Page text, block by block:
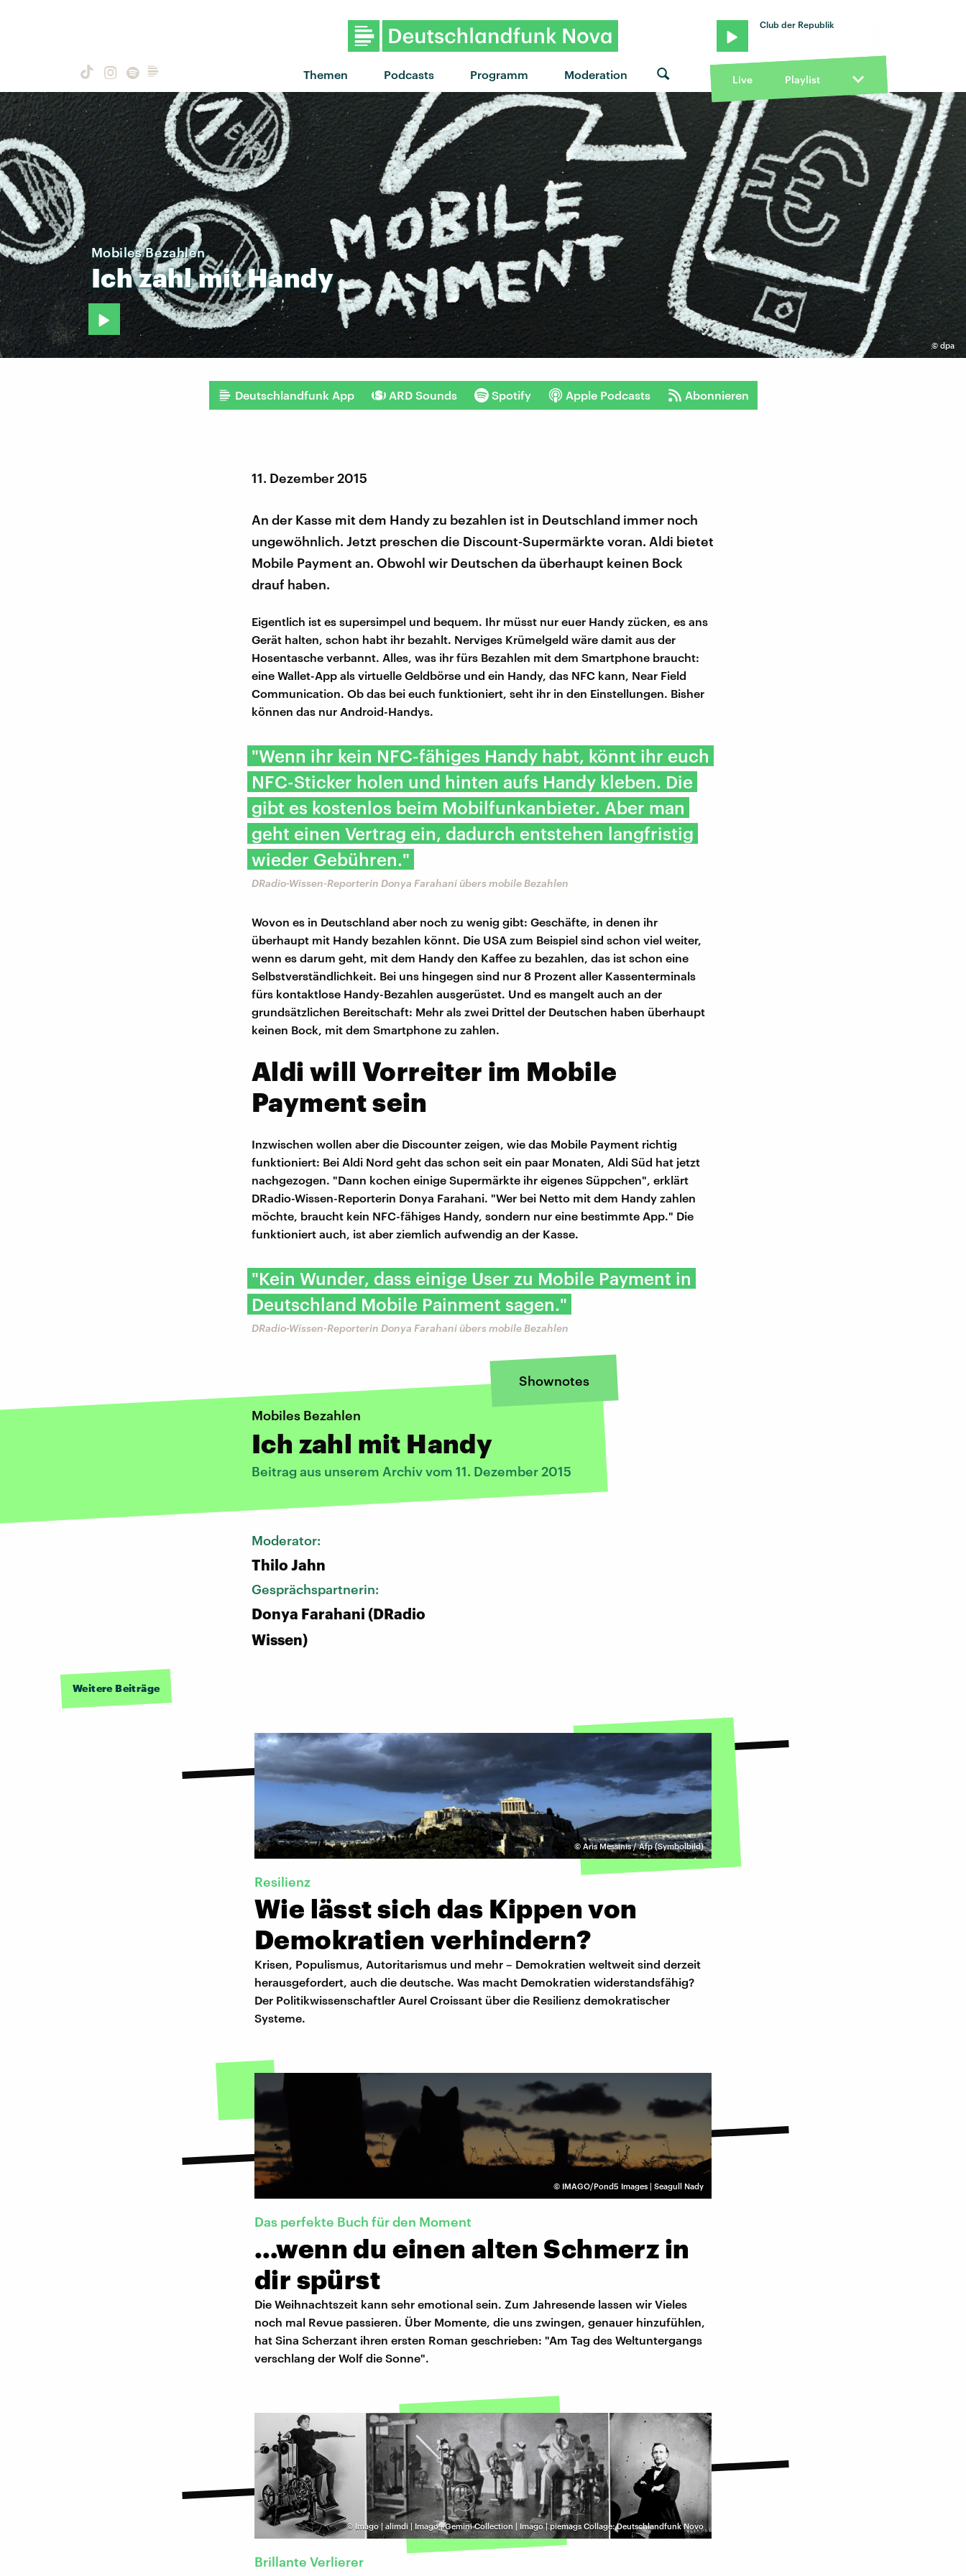
Themen Podcasts Programm Moderation
Club der Republik
Live Playlist
©dpa
Mobiles Bezahlen
IchzahlmitHandy
Deutschlandfunk App ARD Sounds Spotify Apple Podcasts Abonnieren
11. Dezember 2015
An der Kasse mit dem Handy zu bezahlen ist in Deutschland immer noch
ungewöhnlich. Jetzt preschen die Discount-Supermärkte voran. Aldi bietet
Mobile Payment an. Obwohl wir Deutschen da überhaupt keinen Bock
drauf haben.
Eigentlich ist es supersimpel und bequem. Ihr müsst nur euer Handy zücken, es ans
Gerät halten, schon habt ihr bezahlt. Nerviges Krümelgeld wäre damit aus der
Hosentasche verbannt. Alles, was ihr fürs Bezahlen mit dem Smartphone braucht:
eine Wallet-App als virtuelle Geldbörse und ein Handy, das NFC kann, Near Field
Communication. Ob das bei euch funktioniert, seht ihr in den Einstellungen. Bisher
können das nur Android-Handys.
"Wenn ihr kein NFC-fähiges Handy habt, könnt ihr euch
NFC-Sticker holen und hinten aufs Handy kleben. Die
gibt es kostenlos beim Mobilfunkanbieter. Aber man
geht einen Vertrag ein, dadurch entstehen langfristig
wieder Gebühren."
DRadio-Wissen-Reporterin Donya Farahani übers mobile Bezahlen
Wovon es in Deutschland aber noch zu wenig gibt: Geschäfte, in denen ihr
überhaupt mit Handy bezahlen könnt. Die USA zum Beispiel sind schon viel weiter,
wenn es darum geht, mit dem Handy den Kaffee zu bezahlen, das ist schon eine
Selbstverständlichkeit. Bei uns hingegen sind nur 8 Prozent aller Kassenterminals
fürs kontaktlose Handy-Bezahlen ausgerüstet. Und es mangelt auch an der
grundsätzlichen Bereitschaft: Mehr als zwei Drittel der Deutschen haben überhaupt
keinen Bock, mit dem Smartphone zu zahlen.
Aldi will Vorreiter im Mobile
Payment sein
Inzwischen wollen aber die Discounter zeigen, wie das Mobile Payment richtig
funktioniert: Bei Aldi Nord geht das schon seit ein paar Monaten, Aldi Süd hat jetzt
nachgezogen. "Dann kochen einige Supermärkte ihr eigenes Süppchen", erklärt
DRadio-Wissen-Reporterin Donya Farahani. "Wer bei Netto mit dem Handy zahlen
möchte, braucht kein NFC-fähiges Handy, sondern nur eine bestimmte App." Die
funktioniert auch, ist aber ziemlich aufwendig an der Kasse.
"Kein Wunder, dass einige User zu Mobile Payment in
Deutschland Mobile Painment sagen."
DRadio-Wissen-Reporterin Donya Farahani übers mobile Bezahlen
Shownotes
Mobiles Bezahlen
Ich zahl mit Handy
Beitrag aus unserem Archiv vom 11. Dezember 2015
Moderator:
Thilo Jahn
Gesprächspartnerin:
Donya Farahani (DRadio
Wissen)
Weitere Beiträge
© Aris Messinis / Afp (Symbolbild)
Resilienz
Wie lässt sich das Kippen von
Demokratien verhindern?
Krisen, Populismus, Autoritarismus und mehr – Demokratien weltweit sind derzeit
herausgefordert, auch die deutsche. Was macht Demokratien widerstandsfähig?
Der Politikwissenschaftler Aurel Croissant über die Resilienz demokratischer
Systeme.
© IMAGO/Pond5 Images | Seagull Nady
Das perfekte Buch für den Moment
…wenn du einen alten Schmerz in
dir spürst
Die Weihnachtszeit kann sehr emotional sein. Zum Jahresende lassen wir Vieles
noch mal Revue passieren. Über Momente, die uns zwingen, genauer hinzufühlen,
hat Sina Scherzant ihren ersten Roman geschrieben: "Am Tag des Weltuntergangs
verschlang der Wolf die Sonne".
© Imago | alimdi | Imago | Gemini Collection | Imago | piemags Collage: Deutschlandfunk Novo
Brillante Verlierer